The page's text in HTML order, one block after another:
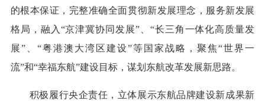
的根本保证，完整准确全面贯彻新发展理念，服务新发展
格局，融入“京津冀协同发展”、“长三角一体化高质量发
展”、“粤港澳大湾区建设”等国家战略，聚焦“世界一
流”和“幸福东航”建设目标，谋划东航改革发展新思路。
积极履行央企责任，立体展示东航品牌建设新成果新